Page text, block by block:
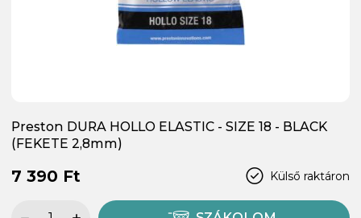
Preston DURA HOLLO ELASTIC - SIZE 18 - BLACK
(FEKETE 2,8mm)
Külső raktáron
7 390 Ft